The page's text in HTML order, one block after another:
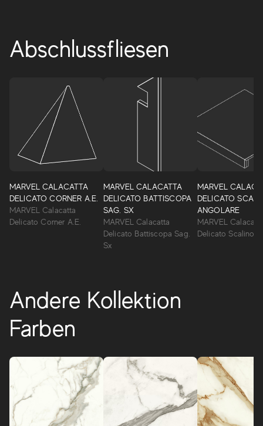
Abschlussfliesen
MARVEL CALACATTA
DELICATO CORNER A.E.
MARVEL Calacatta
Delicato Corner A.E.
MARVEL CALACATTA
DELICATO BATTISCOPA
SAG. SX
MARVEL Calacatta
Delicato Battiscopa Sag.
Sx
MARVEL
DELICATO
ANGOLARE
MARVEL
Delicato Scalino
Andere Kollektion
Farben